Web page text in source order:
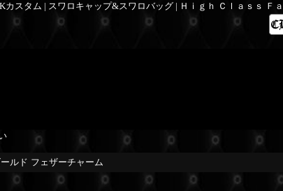
カスタム | スワロキャップ&スワロバッグ | Ｈｉｇｈ Ｃｌａｓｓ
ルド フェザーチャーム